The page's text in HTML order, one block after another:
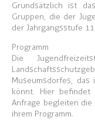
Grundsätzlich ist
Gruppen, die der
der Jahrgangsstufe
Programm
Die
Museumsdorfes,
könnt. Hier
Anfrage begleiten die
ihrem Programm.